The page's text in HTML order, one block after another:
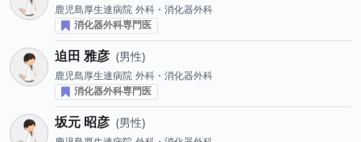
鹿児島厚生連病院 外科・消化器外科
消化器外科専門医
迫田 雅彦 男性
鹿児島厚生連病院 外科・消化器外科
消化器外科専門医
坂元 昭彦 男性